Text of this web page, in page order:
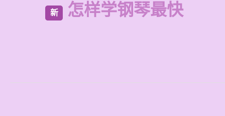
新 怎样学钢琴最快